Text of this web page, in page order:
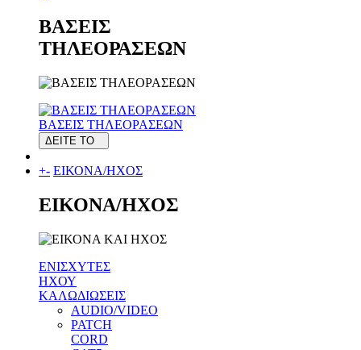
ΒΑΣΕΙΣ
ΤΗΛΕΟΡΑΣΕΩΝ
ΒΑΣΕΙΣ ΤΗΛΕΟΡΑΣΕΩΝ
ΔΕΙΤΕ ΤΟ
+- ΕΙΚΟΝΑ/ΗΧΟΣ
ΕΙΚΟΝΑ/ΗΧΟΣ
ΕΝΙΣΧΥΤΕΣ
ΗΧΟΥ
ΚΑΛΩΔΙΩΣΕΙΣ
AUDIO/VIDEO
PATCH
CORD